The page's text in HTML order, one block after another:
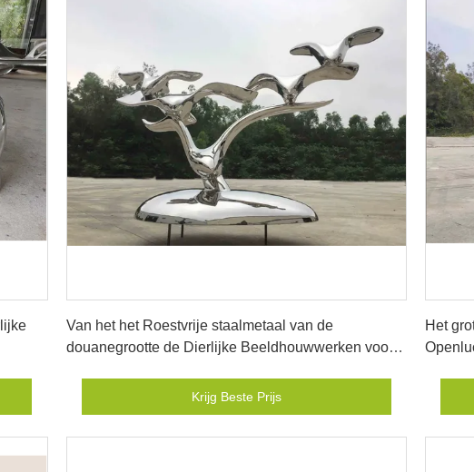
Van het het Roestvrije staalmetaal van de
douanegrootte de Dierlijke Beeldhouwwerken voor
Krijg Beste Prijs
Het